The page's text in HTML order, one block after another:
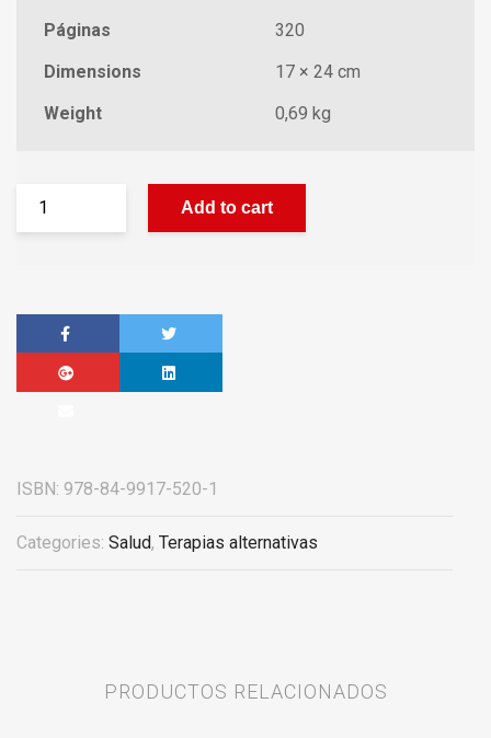
Páginas
320
Dimensions
17 × 24 cm
Weight
0,69 kg
Add to cart
ISBN: 978-84-9917-520-1
Categories: Salud, Terapias alternativas
PRODUCTOS RELACIONADOS